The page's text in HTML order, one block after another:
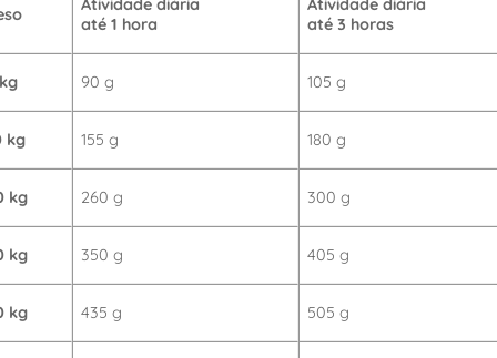
Atividade diária
até 1 hora
Atividade diária
até 3 horas
90 g 105 g
kg 155 g 180 g
kg 260 g 300 g
kg 350 g 405 g
kg 435 g 505 g